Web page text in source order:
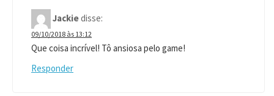
Jackiedisse:
09/10/2018 às 13:12
Que coisa incrível! Tô ansiosa pelo game!
Responder